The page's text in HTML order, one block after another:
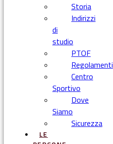
Storia
Indirizzi
di
studio
PTOF
Regolamenti
Centro
Sportivo
Dove
Siamo
Sicurezza
LE